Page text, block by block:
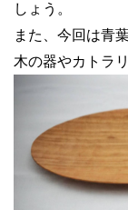
しょう。
また、今回は青
木の器やカトラ